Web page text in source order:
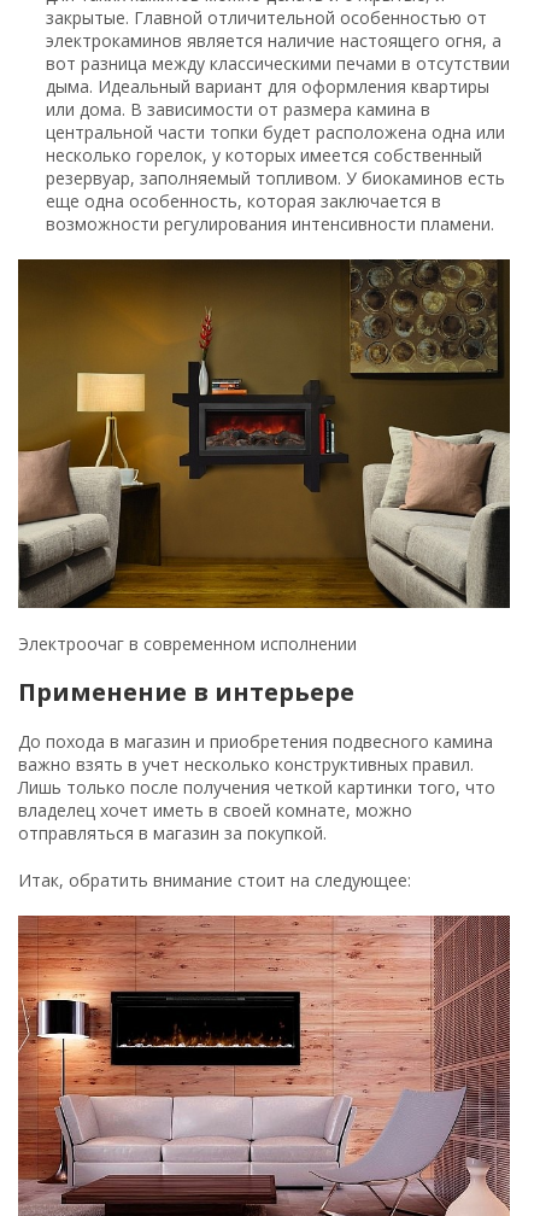
закрытые. Главной отличительной особенностью от
электрокаминов является наличие настоящего огня, а
вот разница между классическими печами в отсутствии
дыма. Идеальный вариант для оформления квартиры
или дома. В зависимости от размера камина в
центральной части топки будет расположена одна или
несколько горелок, у которых имеется собственный
резервуар, заполняемый топливом. У биокаминов есть
еще одна особенность, которая заключается в
возможности регулирования интенсивности пламени.
Электроочаг в современном исполнении
Применение в интерьере
До похода в магазин и приобретения подвесного камина
важно взять в учет несколько конструктивных правил.
Лишь только после получения четкой картинки того, что
владелец хочет иметь в своей комнате, можно
отправляться в магазин за покупкой.
Итак, обратить внимание стоит на следующее: